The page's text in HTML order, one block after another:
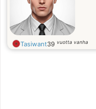
Tasiwant39 vuotta vanha